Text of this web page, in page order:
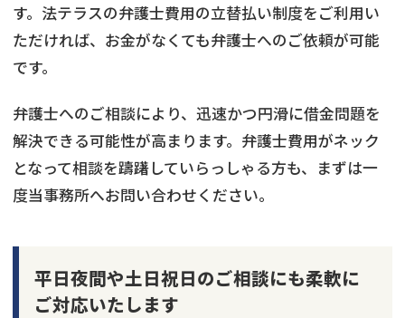
す。法テラスの弁護士費用の立替払い制度をご利用い
ただければ、お金がなくても弁護士へのご依頼が可能
です。
弁護士へのご相談により、迅速かつ円滑に借金問題を
解決できる可能性が高まります。弁護士費用がネック
となって相談を躊躇していらっしゃる方も、まずは一
度当事務所へお問い合わせください。
平日夜間や土日祝日のご相談にも柔軟に
ご対応いたします